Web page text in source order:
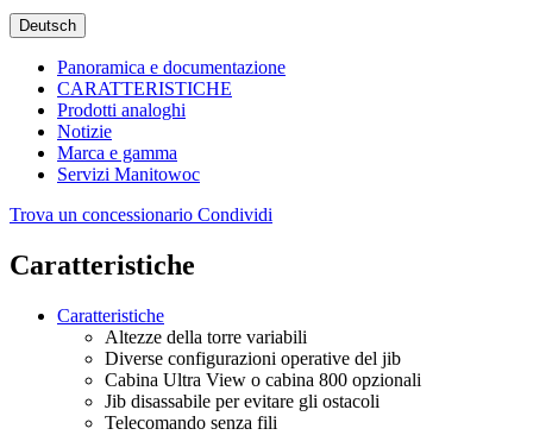
Deutsch
Panoramica e documentazione
CARATTERISTICHE
Prodotti analoghi
Notizie
Marca e gamma
Servizi Manitowoc
Trova un concessionario Condividi
Caratteristiche
Caratteristiche
Altezze della torre variabili
Diverse configurazioni operative del jib
Cabina Ultra View o cabina 800 opzionali
Jib disassabile per evitare gli ostacoli
Telecomando senza fili